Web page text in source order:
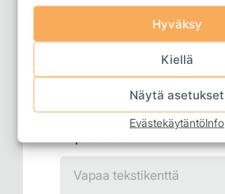
Hyväksy
Kiellä
Näytä asetukset
EvästekäytäntöInfo